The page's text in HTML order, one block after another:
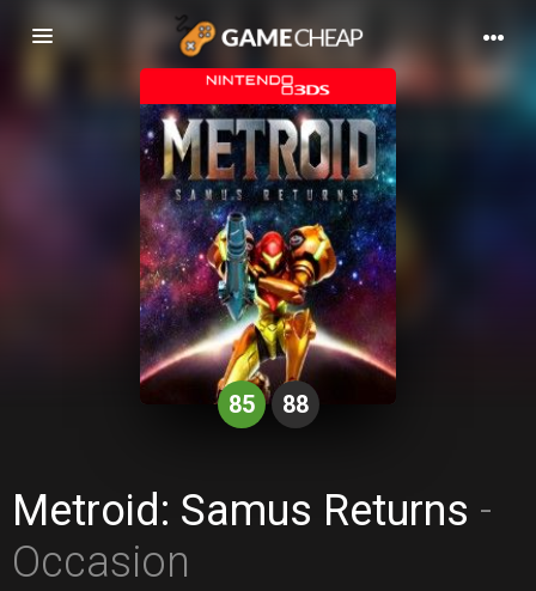
Basculer
navigation
85 88
Metroid: Samus Returns -
Occasion